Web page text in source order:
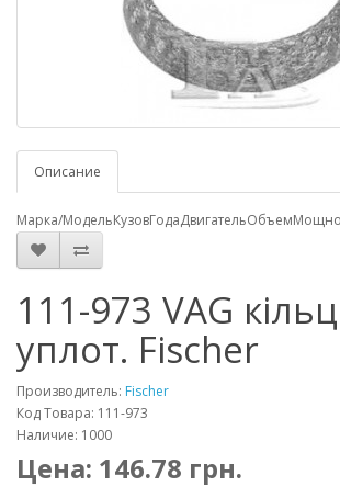
Описание
Марка/МодельКузовГодаДвигательОбъем
111-973 VAG
уплот. Fischer
Производитель: Fischer
Код Товара: 111-973
Наличие: 1000
Цена: 146.78 грн.